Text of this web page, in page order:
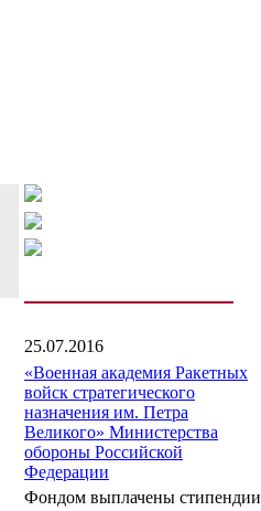
25.07.2016
«Военная академия Ракетных
войск стратегического
назначения им. Петра
Великого» Министерства
обороны Российской
Федерации
Фондом выплачены стипендии